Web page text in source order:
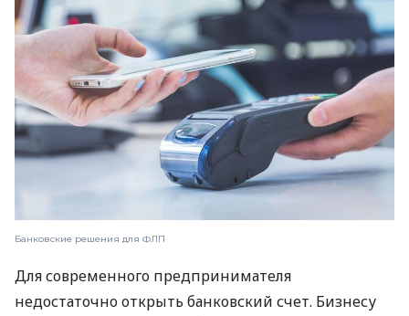
Банковские решения для ФЛП
Для современного предпринимателя
недостаточно открыть банковский счет. Бизнесу